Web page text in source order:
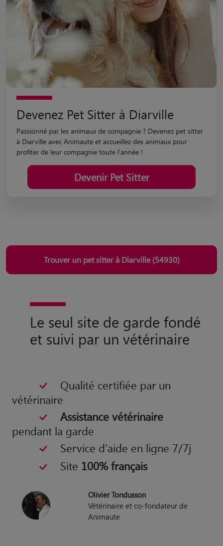
Devenez Pet Sitter à Diarville
Passionné par les animaux de compagnie ? Devenez pet sitter
à Diarville avec Animaute et accueillez des animaux pour
profiter de leur compagnie toute l'année !
Devenir Pet Sitter
Trouver un pet sitter à Diarville (54930)
Le seul site de garde fondé
et suivi par un vétérinaire
Qualité certifiée par un
vétérinaire
Assistance vétérinaire
pendant la garde
Service d'aide en ligne 7/7j
Site 100% français
Olivier Tondusson
Vétérinaire et co-fondateur de
Animaute